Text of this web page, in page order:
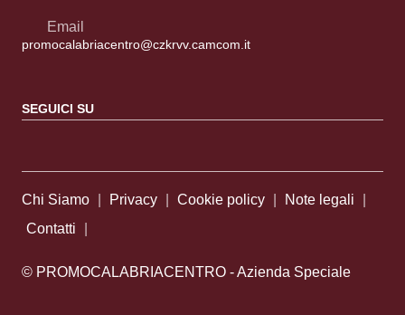
Email
promocalabriacentro@czkrvv.camcom.it
SEGUICI SU
Sezione Link Utili
Chi Siamo Privacy Cookie policy Note legali
Contatti
© PROMOCALABRIACENTRO - Azienda Speciale